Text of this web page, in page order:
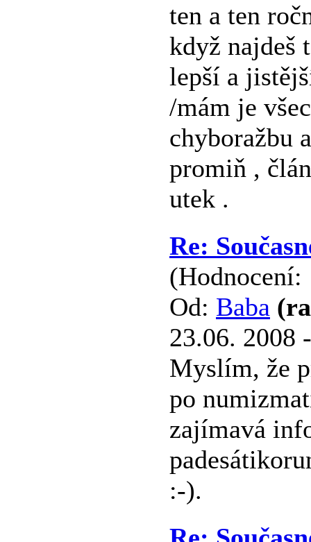
ten a ten
když najdeš
lepší a
/mám je
chyboražbu
promiň ,
utek .
Re:
(Hodnocení:
Od: Baba
23.06. 2008
Myslím, že
po
zajímavá
:-).